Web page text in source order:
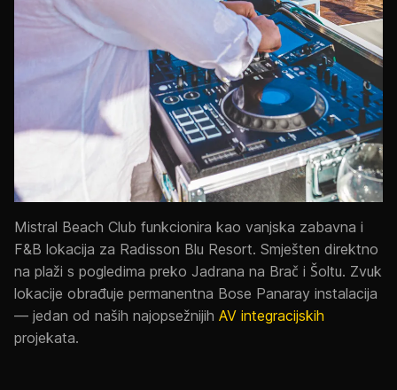
Mistral Beach Club funkcionira kao vanjska zabavna i
F&B lokacija za Radisson Blu Resort. Smješten direktno
na plaži s pogledima preko Jadrana na Brač i Šoltu. Zvuk
lokacije obrađuje permanentna Bose Panaray instalacija
— jedan od naših najopsežnijih AV integracijskih
projekata.